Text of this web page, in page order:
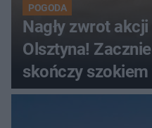
POGODA
Nagły zwrot
Olsztyna!
skończy